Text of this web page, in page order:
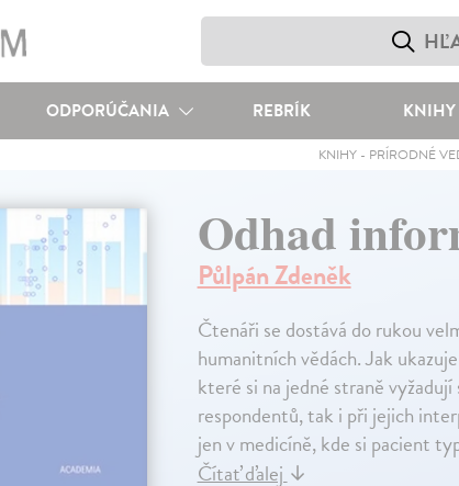
ODPORÚČANIA REBRÍK KNIHY
KNIHY - PRÍRODNÉ
Odhad
Půlpán Zdeněk
Čtenáři se dostává do rukou
humanitních vědách. Jak
které si na jedné straně
respondentů, tak i při jejich
jen v medicíně, kde si pacient
Čítať ďalej↓